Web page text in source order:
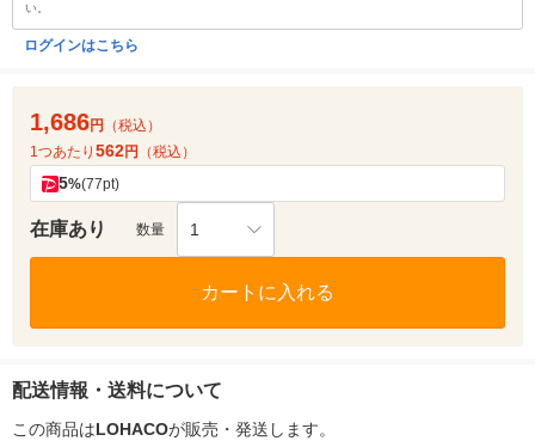
い。
ログインはこちら
1,686円
（税込）
1つあたり 562円 （税込）
5%(77pt)
在庫あり 数量 1
カートに入れる
配送情報・送料について
この商品はLOHACOが販売・発送します。